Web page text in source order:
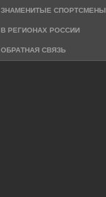
ЗНАМЕНИТЫЕ СПОРТСМЕНЫ
В РЕГИОНАХ РОССИИ
ОБРАТНАЯ СВЯЗЬ